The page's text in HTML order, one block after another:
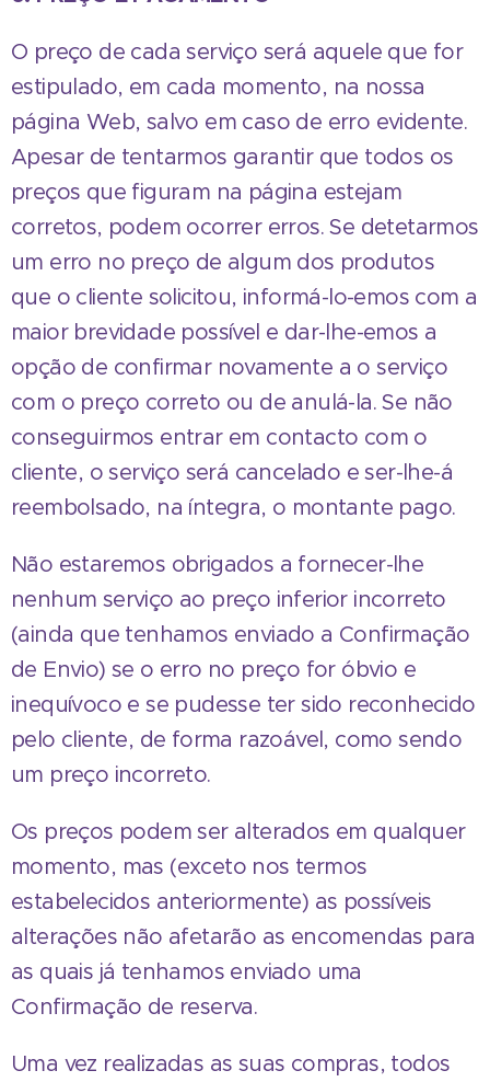
O preço de cada serviço será aquele que for
estipulado, em cada momento, na nossa
página Web, salvo em caso de erro evidente.
Apesar de tentarmos garantir que todos os
preços que figuram na página estejam
corretos, podem ocorrer erros. Se detetarmos
um erro no preço de algum dos produtos
que o cliente solicitou, informá-lo-emos com a
maior brevidade possível e dar-lhe-emos a
opção de confirmar novamente a o serviço
com o preço correto ou de anulá-la. Se não
conseguirmos entrar em contacto com o
cliente, o serviço será cancelado e ser-lhe-á
reembolsado, na íntegra, o montante pago.
Não estaremos obrigados a fornecer-lhe
nenhum serviço ao preço inferior incorreto
(ainda que tenhamos enviado a Confirmação
de Envio) se o erro no preço for óbvio e
inequívoco e se pudesse ter sido reconhecido
pelo cliente, de forma razoável, como sendo
um preço incorreto.
Os preços podem ser alterados em qualquer
momento, mas (exceto nos termos
estabelecidos anteriormente) as possíveis
alterações não afetarão as encomendas para
as quais já tenhamos enviado uma
Confirmação de reserva.
Uma vez realizadas as suas compras, todos